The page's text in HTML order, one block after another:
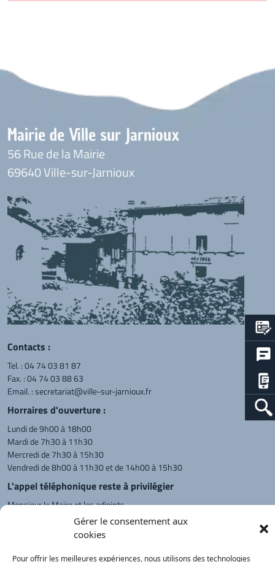
Gérer le consentement aux
cookies
Pour offrir les meilleures expériences, nous utilisons des technologies
Mairie de Ville sur Jarnioux
56 Rue de la Mairie
69640 Ville-sur-Jarnioux
Contacts :
Tel. :04 74 03 81 87
Fax. : 04 74 03 88 63
Email. :secretariat@ville-sur-jarnioux.fr
Horraires d'ouverture :
Lundi de 9h00 à 18h00
Mardi de 7h30 à 11h30
Mercredi de 7h30 à 15h30
Vendredi de 8h00 à 11h30 et de 14h00 à 15h30
L'appel téléphonique reste à privilégier
Monsieur le Maire et les adjoints
reçoivent sur rendez-vous.
Retour à l'accueil Actualités PanneauPocket Recherche